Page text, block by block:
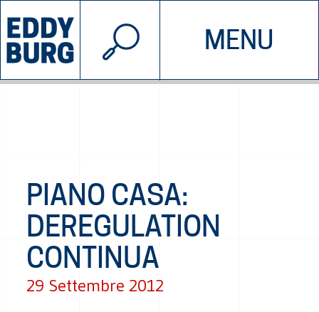
MENU
INIZIATIVE CHI SIAMO
© 2026 EDDYBURG
PIANO CASA:
DEREGULATION
CONTINUA
29 Settembre 2012